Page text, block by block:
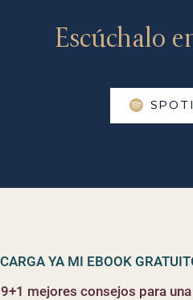
Escúchalo
YA MI EBOOK
mejores consejos para